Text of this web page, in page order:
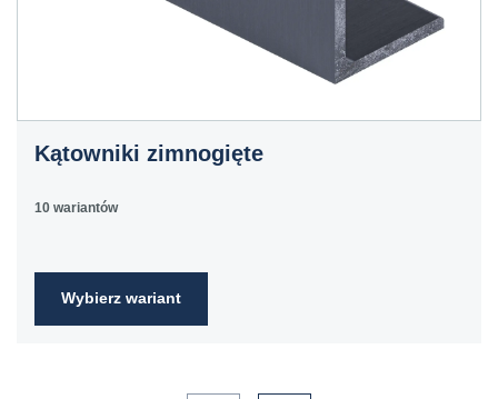
Kątowniki zimnogięte
10 wariantów
Wybierz wariant